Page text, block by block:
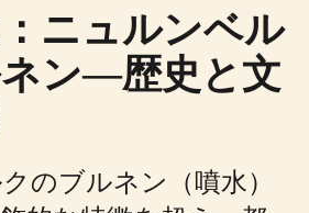
ニュルンベル
ン—歴史と文
のブルネン（噴水）